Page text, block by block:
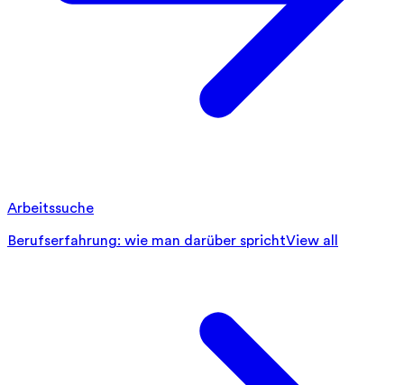
Arbeitssuche
Berufserfahrung: wie man darüber sprichtView all